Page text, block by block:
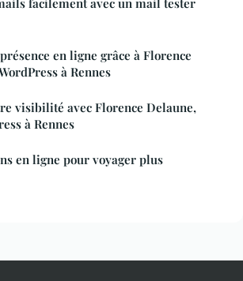
facilement avec un mail tester
en ligne grâce à Florence
à Rennes
visibilité avec Florence Delaune,
à Rennes
en ligne pour voyager plus